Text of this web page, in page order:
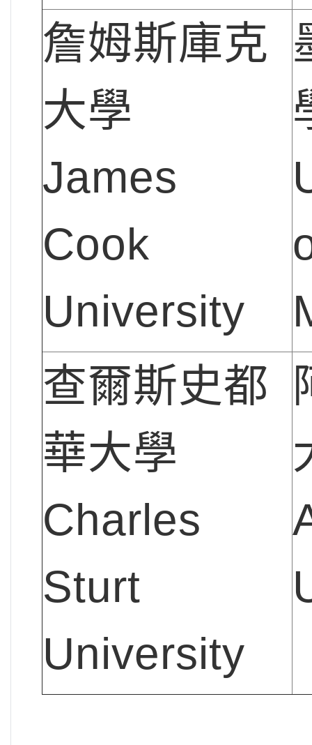
詹姆斯庫克
大學
James
Cook
University
查爾斯史都
華大學
Charles
Sturt
University